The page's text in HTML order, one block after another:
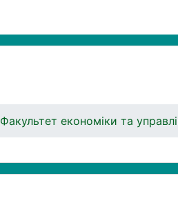
Факультет економіки та